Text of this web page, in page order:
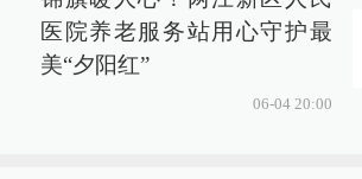
医院养老服务站用心守护最
美“夕阳红”
06-04 20:00